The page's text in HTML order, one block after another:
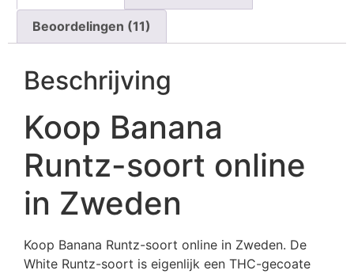
Beoordelingen (11)
Beschrijving
Koop Banana
Runtz-soort online
in Zweden
Koop Banana Runtz-soort online in Zweden. De
White Runtz-soort is eigenlijk een THC-gecoate